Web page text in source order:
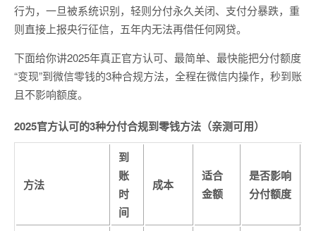
行为，一旦被系统识别，轻则分付永久关闭、支付分暴跌，重
则直接上报央行征信，五年内无法再借任何网贷。
下面给你讲2025年真正官方认可、最简单、最快能把分付额度
“变现”到微信零钱的3种合规方法，全程在微信内操作，秒到账
且不影响额度。
2025官方认可的3种分付合规到零钱方法（亲测可用）
方法
到
账
时
间
成本
适合
金额
是否影响
分付额度